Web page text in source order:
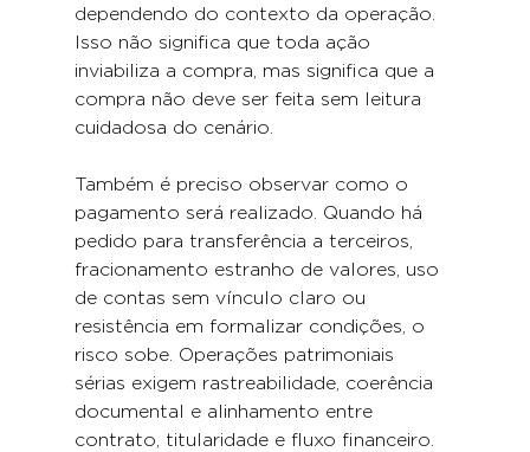
dependendo do contexto da operação.
Isso não significa que toda ação
inviabiliza a compra, mas significa que a
compra não deve ser feita sem leitura
cuidadosa do cenário.
Também é preciso observar como o
pagamento será realizado. Quando há
pedido para transferência a terceiros,
fracionamento estranho de valores, uso
de contas sem vínculo claro ou
resistência em formalizar condições, o
risco sobe. Operações patrimoniais
sérias exigem rastreabilidade, coerência
documental e alinhamento entre
contrato, titularidade e fluxo financeiro.